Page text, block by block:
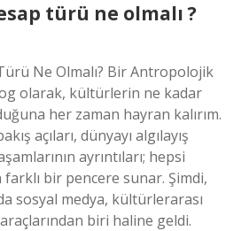
türü ne olmalı ?
Ne Olmalı? Bir Antropolojik
olarak, kültürlerin ne kadar
her zaman hayran kalırım.
açıları, dünyayı algılayış
ayrıntıları; hepsi
bir pencere sunar. Şimdi,
sosyal medya, kültürlerarası
biri haline geldi.